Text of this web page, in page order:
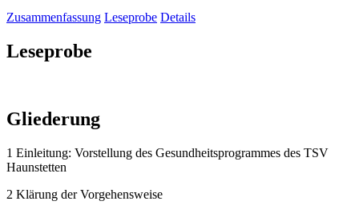
Zusammenfassung Leseprobe Details
Leseprobe
Gliederung
1 Einleitung: Vorstellung des Gesundheitsprogrammes des TSV
Haunstetten
2 Klärung der Vorgehensweise